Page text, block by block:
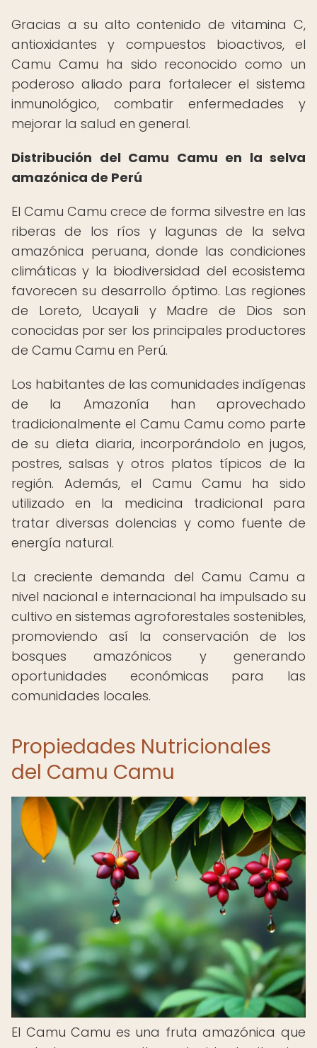
Gracias a su alto contenido de vitamina C,
antioxidantes y compuestos bioactivos, el
Camu Camu ha sido reconocido como un
poderoso aliado para fortalecer el sistema
inmunológico, combatir enfermedades y
mejorar la salud en general.
Distribución del Camu Camu en la selva
amazónica de Perú
El Camu Camu crece de forma silvestre en las
riberas de los ríos y lagunas de la selva
amazónica peruana, donde las condiciones
climáticas y la biodiversidad del ecosistema
favorecen su desarrollo óptimo. Las regiones
de Loreto, Ucayali y Madre de Dios son
conocidas por ser los principales productores
de Camu Camu en Perú.
Los habitantes de las comunidades indígenas
de la Amazonía han aprovechado
tradicionalmente el Camu Camu como parte
de su dieta diaria, incorporándolo en jugos,
postres, salsas y otros platos típicos de la
región. Además, el Camu Camu ha sido
utilizado en la medicina tradicional para
tratar diversas dolencias y como fuente de
energía natural.
La creciente demanda del Camu Camu a
nivel nacional e internacional ha impulsado su
cultivo en sistemas agroforestales sostenibles,
promoviendo así la conservación de los
bosques amazónicos y generando
oportunidades económicas para las
comunidades locales.
Propiedades Nutricionales
del Camu Camu
El Camu Camu es una fruta amazónica que